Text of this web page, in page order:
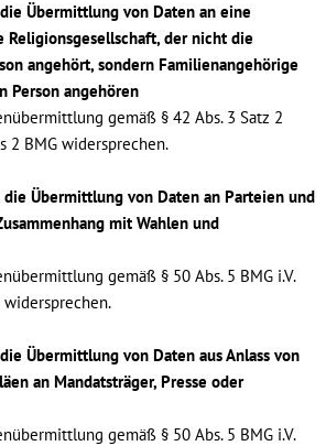
Übermittlung von Daten an eine
der nicht die
angehört, sondern Familienangehörige
Person angehören
gemäß § 42 Abs. 3 Satz 2
2 BMG widersprechen.
Übermittlung von Daten an Parteien und
mit Wahlen und
gemäß § 50 Abs. 5 BMG i.V.
widersprechen.
Übermittlung von Daten aus Anlass von
an Mandatsträger, Presse oder
gemäß § 50 Abs. 5 BMG i.V.